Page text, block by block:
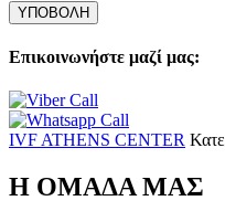
leave
field
Επικοινωνήστε μαζί μας:
IVF ATHENS CENTER
Η ΟΜΑΔΑ ΜΑΣ